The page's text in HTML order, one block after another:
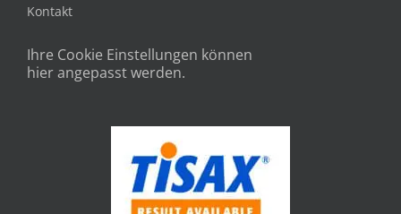
Kontakt
Ihre Cookie Einstellungen können
hier angepasst werden.